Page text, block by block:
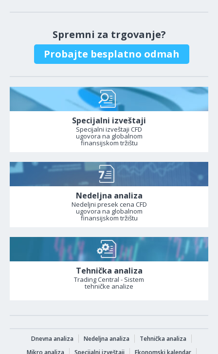
Spremni za trgovanje?
Probajte besplatno odmah
Specijalni izveštaji
Specijalni izveštaji CFD
ugovora na globalnom
finansijskom tržištu
Nedeljna analiza
Nedeljni presek cena CFD
ugovora na globalnom
finansijskom tržištu
Tehnička analiza
Trading Central - Sistem
tehničke analize
Dnevna analiza Nedeljna analiza
Tehnička analiza
Mikro analiza
Specijalni izveštaji Ekonomski kalendar